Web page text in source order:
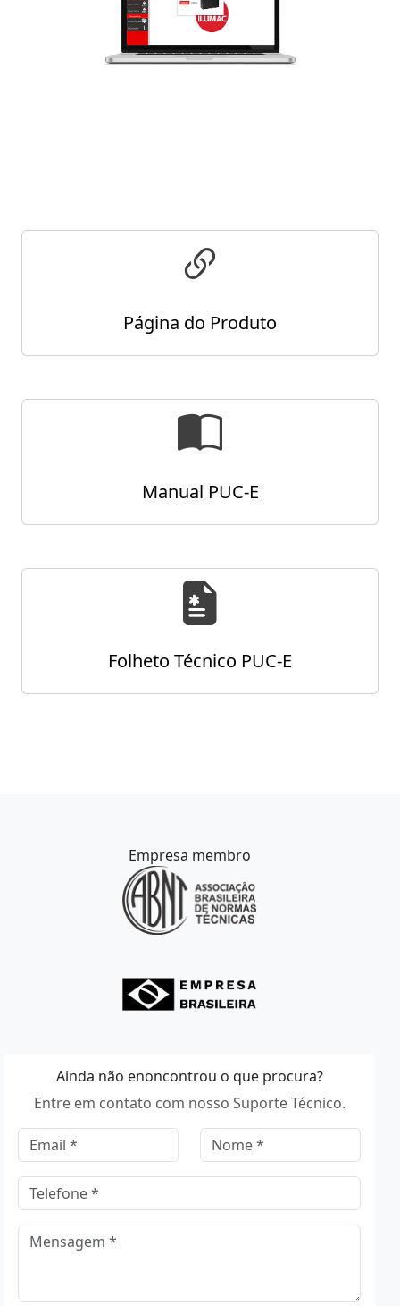
Página do Produto
Manual PUC-E
Folheto Técnico PUC-E
Empresa membro
Ainda não enoncontrou o que procura?
Entre em contato com nosso Suporte Técnico.